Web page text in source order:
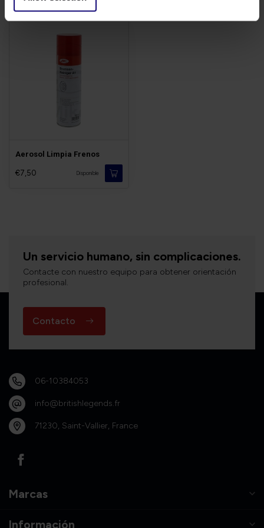
Aerosol Limpia Frenos
€7,50 Disponible
Un servicio humano, sin complicaciones.
Contacte con nuestro equipo para obtener orientación
profesional.
Contacto
06-10384053
info@britishlegends.fr
71230, Saint-Vallier, France
Marcas
Información